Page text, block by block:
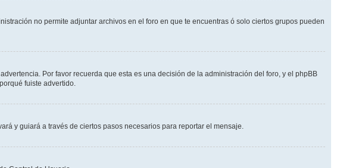
no permite adjuntar archivos en el foro en que te encuentras ó solo ciertos grupos pueden
Por favor recuerda que esta es una decisión de la administración del foro, y el phpBB
fuiste advertido.
y guiará a través de ciertos pasos necesarios para reportar el mensaje.